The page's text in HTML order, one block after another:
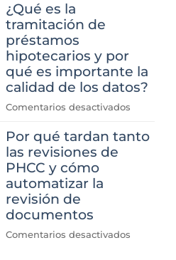
la
revisión
¿Qué es la
tramitación de
préstamos
hipotecarios y por
qué es importante la
calidad de los datos?
Comentarios desactivados
es
Por qué tardan tanto
las revisiones de
PHCC y cómo
automatizar la
revisión de
documentos
Comentarios desactivados